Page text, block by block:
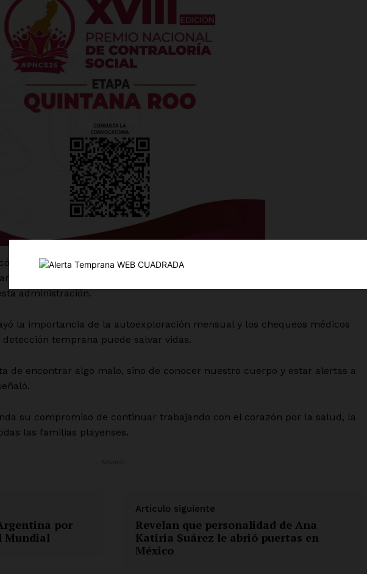
Luces
Del Siglo
Empresa
Políticas del Sitio
Mi cuenta
que gracias al trabajo conjunto del DIF y el gobierno municipal más de 330
realizarse estudios de mastografía, reafirmando que la salud de las
administración.
la importancia de la autoexploración mensual y los chequeos médicos
temprana puede salvar vidas.
de encontrar algo malo, sino de conocer nuestro cuerpo y estar alertas a
su compromiso de continuar trabajando con el corazón por la salud, la
las familias playenses.
por
Mundial
Artículo siguiente
Revelan que personalidad de Ana
Katiria Suárez le abrió puertas en
México